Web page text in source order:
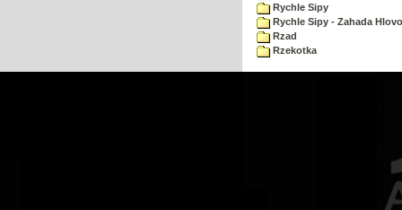
Rychle Sipy
Rychle Sipy - Zahada
Rzad
Rzekotka